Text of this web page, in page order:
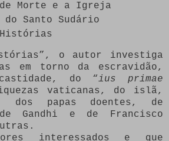
de Morte e a Igreja
do Santo Sudário
o autor investiga
em torno da escravidão,
do “ius primae
vaticanas, do islã,
dos papas doentes, de
de Gandhi e de Francisco
interessados e que